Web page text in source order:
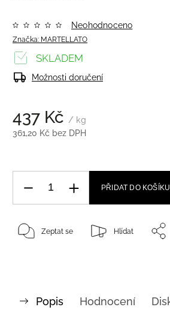
Značka: MARTELLATO
Neohodnoceno
437 Kč / kg
361,20 Kč bez DPH
SKLADEM
Možnosti doručení
PŘIDAT DO KOŠÍKU
Zeptat se Hlídat
Popis Hodnocení